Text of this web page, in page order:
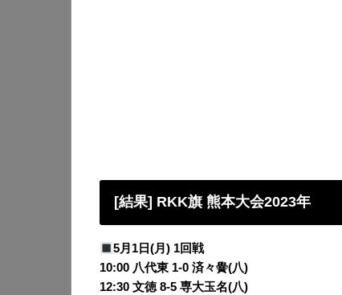
[結果] RKK旗 熊本大会2023年
5月1日(月) 1回戦
10:00 八代東 1-0 済々黌(八)
12:30 文徳 8-5 専大玉名(八)